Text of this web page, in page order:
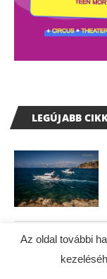
LEGÚJABB
Az oldal további